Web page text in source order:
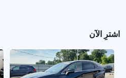
اشترِ الآن